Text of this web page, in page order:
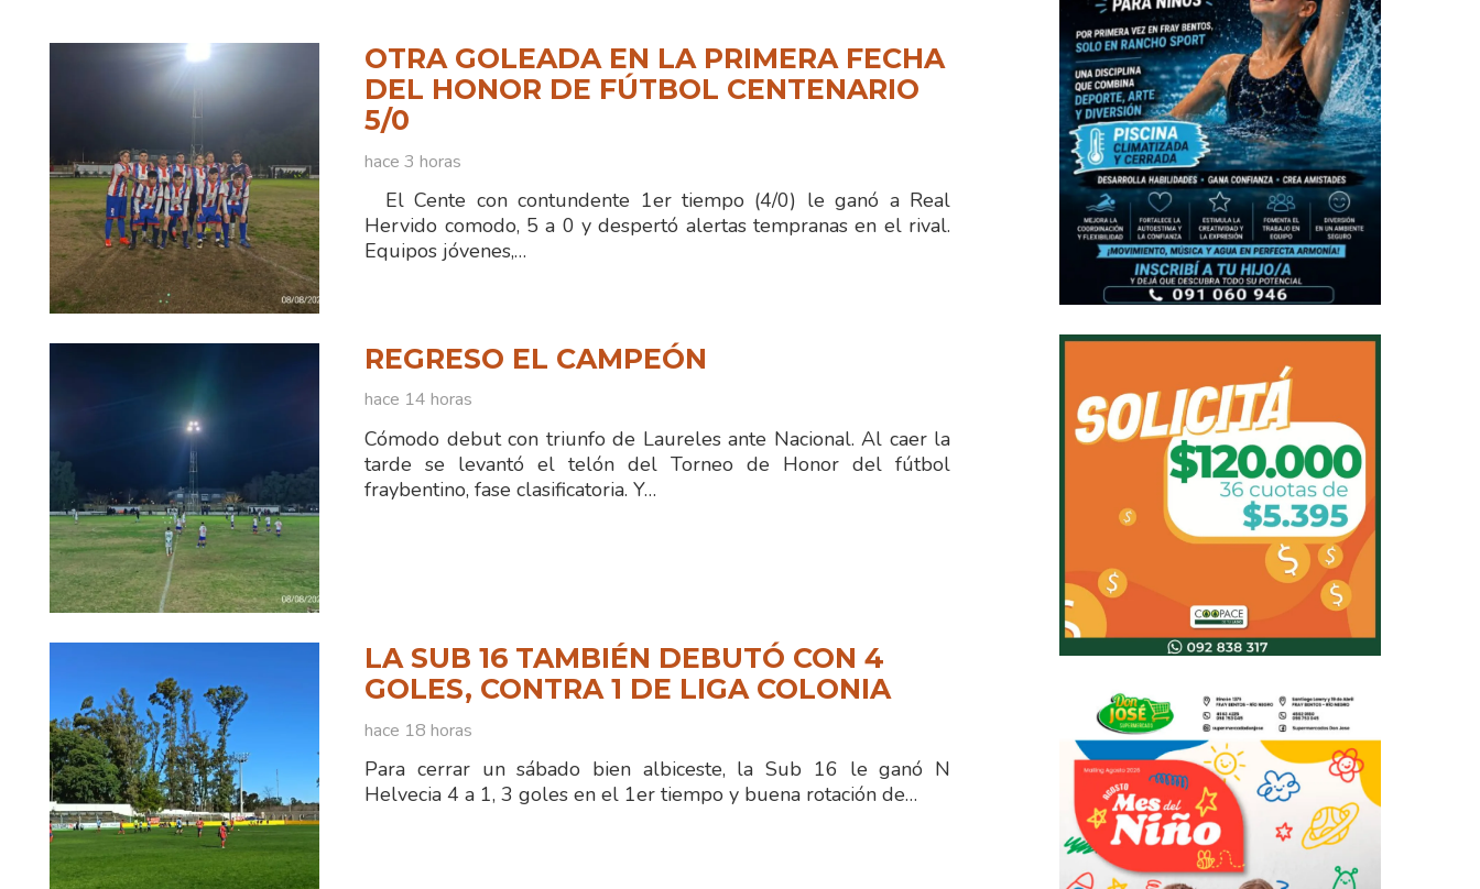
OTRA GOLEADA EN LA PRIMERA FECHA
DEL HONOR DE FÚTBOL CENTENARIO
5/0
hace 3 horas
El Cente con contundente 1er tiempo (4/0) le ganó a Real
Hervido comodo, 5 a 0 y despertó alertas tempranas en el rival.
Equipos jóvenes,…
REGRESO EL CAMPEÓN
hace 14 horas
Cómodo debut con triunfo de Laureles ante Nacional. Al caer la
tarde se levantó el telón del Torneo de Honor del fútbol
fraybentino, fase clasificatoria. Y…
LA SUB 16 TAMBIÉN DEBUTÓ CON 4
GOLES, CONTRA 1 DE LIGA COLONIA
hace 18 horas
Para cerrar un sábado bien albiceste, la Sub 16 le ganó N
Helvecia 4 a 1, 3 goles en el 1er tiempo y buena rotación de…